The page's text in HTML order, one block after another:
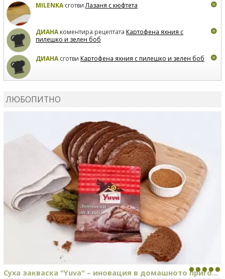
MILENKAсготвиЛазаня с кюфтета
ДИАНАкоментира рецептата Картофена яхния с
пилешко и зелен боб
ДИАНАсготви Картофена яхния с пилешко и зелен боб
ЛЮБОПИТНО
Суха закваска "Yuva" – иновация в домашното приго...